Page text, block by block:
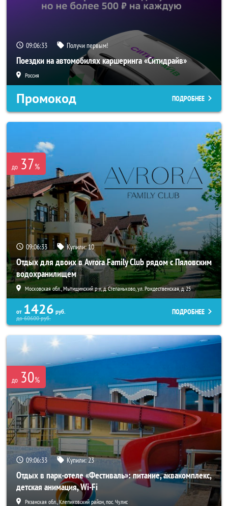
09:06:32 Получи первым!
Поездки на автомобилях каршеринга «Ситидрайв»
Россия
Промокод ПОДРОБНЕЕ
до 37%
09:06:32 Купили:10
Отдых для двоих в Avrora Family Club рядом с Пяловским
водохранилищем
Московская обл., Мытищинский р-н, д. Степаньково, ул. Рождественская, д. 25
от 1426 руб.
до60600руб.
ПОДРОБНЕЕ
до 30%
09:06:32 Купили:23
Отдых в парк-отеле «Фестиваль»: питание, аквакомплекс,
детская анимация, Wi-Fi
Рязанская обл., Клепиковский район, пос. Чулис